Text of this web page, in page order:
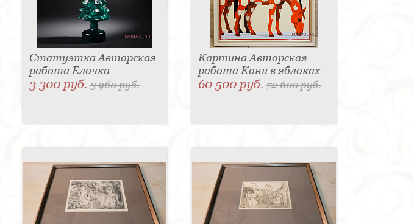
Статуэтка Авторская
работа Елочка
3 300 руб. 3 960 руб.
Картина Авторская
работа Кони в яблоках
60 500 руб.72 600 руб.